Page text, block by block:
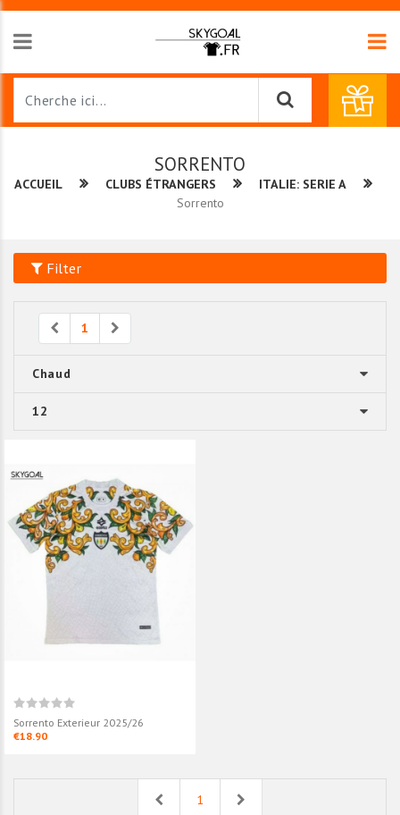
SORRENTO
ACCUEIL CLUBS ÉTRANGERS
ITALIE: SERIE A
Sorrento
Filter
Previous
1
Sorrento Exterieur 2025/26
€18.90
Previous1